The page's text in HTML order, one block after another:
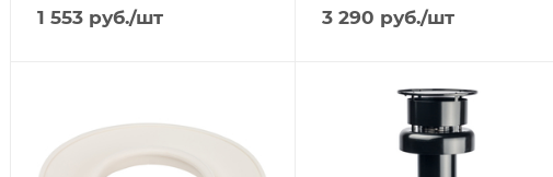
1 553 руб./шт 3 290 руб./шт